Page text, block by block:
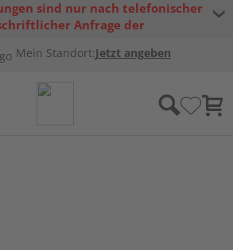
sind nur nach telefonischer
Anfrage der
Mein Standort:Jetzt angeben